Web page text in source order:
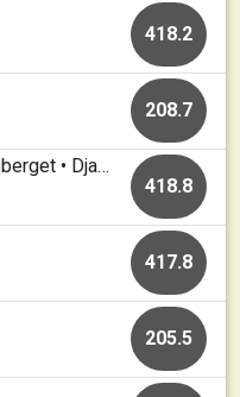
418.2
208.7
Västerås Frivilliga SSF • Djäkneberget • Djakneskottet 2024
418.8
417.8
205.5